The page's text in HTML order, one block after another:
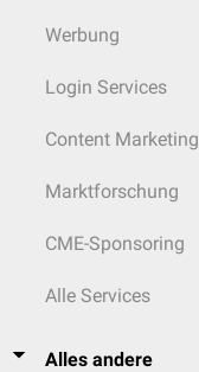
Werbung
Login Services
Content Marketing
Marktforschung
CME-Sponsoring
Alle Services
Alles andere